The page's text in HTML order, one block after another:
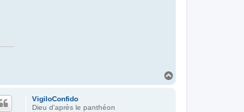
VigiloConfido
Dieu d'après le panthéon